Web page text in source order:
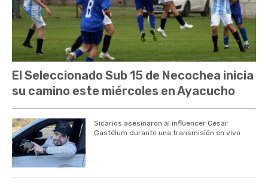
El Seleccionado Sub 15 de Necochea inicia
su camino este miércoles en Ayacucho
Sicarios asesinaron al influencer César
Gastélum durante una transmisión en vivo